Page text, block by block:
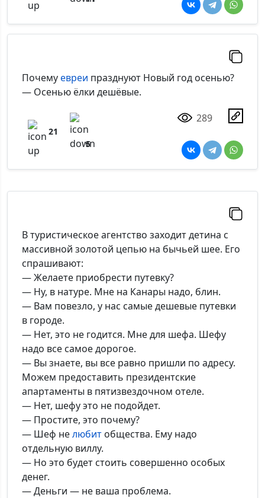
Почемуевреи празднуют Новый год осенью?
— Осенью ёлки дешёвые.
21
5
289
В туристическое агентство заходит детина с
массивной золотой цепью на бычьей шее. Его
спрашивают:
— Желаете приобрести путевку?
— Ну, в натуре. Мне на Канары надо, блин.
— Вам повезло, у нас самые дешевые путевки
в городе.
— Нет, это не годится. Мне для шефа. Шефу
надо все самое дорогое.
— Вы знаете, вы все равно пришли по адресу.
Можем предоставить президентские
апартаменты в пятизвездочном отеле.
— Нет, шефу это не подойдет.
— Простите, это почему?
— Шеф нелюбит общества. Ему надо
отдельную виллу.
— Но это будет стоить совершенно особых
денег.
— Деньги — не ваша проблема.